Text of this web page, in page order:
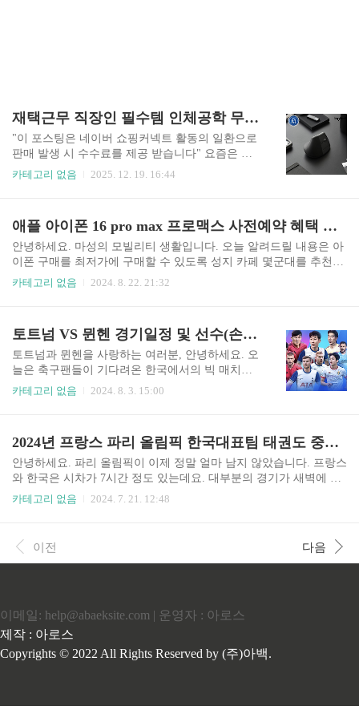
재택근무 직장인 필수템 인체공학 무선 마우스 추천 로지텍 공식 LIFT 버티컬 무선 블루투스 마우스
"이 포스팅은 네이버 쇼핑커넥트 활동의 일환으로
판매 발생 시 수수료를 제공 받습니다" 요즘은 집
에서도 일하는 시간이 길어지면서재택근무 환경이
우스의 필요성을 실감하게 되더라고요특히 로지텍
공식 LIFT 버티컬 무선 블루투스 마우스는작업의
효율을 높이고 손목 부담을 줄여주는 구조로 많은
분들이 찾는 제품입니다집에서도 사무실처럼 안정
적인 환경을 원하신다면이 마우스가 꽤 괜찮은 선
학 설계 로지텍 코리아 리프트 미니 버티컬 블루투
스 마우스 입니다. : 로지텍코리아 인증..
카테고리 없음 2025. 12. 19. 16:44
애플 아이폰 16 pro max 프로맥스 사전예약 혜택 성지 카페 알아보기
안녕하세요. 마성의 모빌리티 생활입니다. 오늘 알려드릴 내용은 아
이폰 구매를 최저가에 구매할 수 있도록 성지 카페 몇군대를 추천드
리려고 합니다. 이곳들에서 다양한 사전예약 혜택들을 비교 분석 후
약속! 기기값 최대 40만원 할인 OR 에어팟 택1 혜_cafe.naver.com ht
tps://cafe.naver.com/grmoto/1258804 최신폰 사전예약｜아이폰16 ★
열여섯 번째 아이폰 시리즈★ cafe.naver.com
카테고리 없음 2024. 8. 22. 21:32
토트넘 VS 뮌헨 경기일정 및 선수(손흥민 김민재)라인업 쿠팡 중계 보는 곳
토트넘과 뮌헨을 사랑하는 여러분, 안녕하세요. 오
늘은 축구팬들이 기다려온 한국에서의 빅 매치를
소개해드립니다. 토트넘 핫스퍼와 바이에른 뮌헨
일 (토)시간 : 오후 8시(한국시간)장소 : 서울월드컵
경기장이 경기는 한국축구팬들이 손꼽아 기다리는
대결입니다. 두팀의 손흥민과 김민재가 최고의 기
량을 뽑낼 수 있기를 기원합니다. 주요 선수 라인업
토트넘 핫스퍼감독 : 무리뉴주요선수로는 월드클
들이 참가합니다. 바이에른 뮌헨감독 : 한스디터
플리크주요선수로는 김민재 선수를 포함하여 주전
카테고리 없음 2024. 8. 3. 15:00
2024년 프랑스 파리 올림픽 한국대표팀 태권도 중계 일정(남자 여자 예선 16강 8강 준결승 결승) 한국시간표
안녕하세요. 파리 올림픽이 이제 정말 얼마 남지 않았습니다. 프랑스
와 한국은 시차가 7시간 정도 있는데요. 대부분의 경기가 새벽에 있
습니다. 따라서 일정을 잘 살펴보시고 응원을 하시는 것을 추천드립
자 - 58kg / 남자 - 68kg / 남자 - 80kg / 남자 + 80kg / 여자 -49kg / 여자
-57kg / / 여자 -67kg / 여자 +67kg) 남자 57kg 이하급 일정 8월 7일16:
카테고리 없음 2024. 7. 21. 12:48
이전 다음
이메일: help@abaeksite.com | 운영자 : 아로스
제작 : 아로스
Copyrights © 2022 All Rights Reserved by (주)아백.